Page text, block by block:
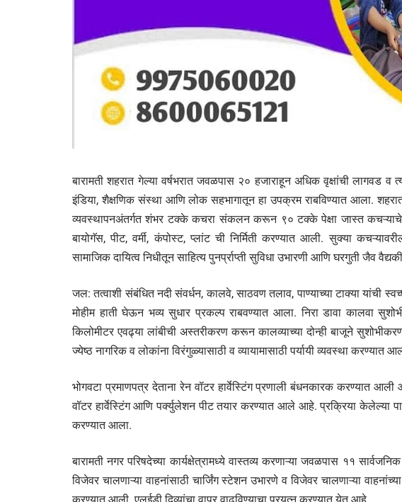
बारामती शहरात गेल्या वर्षभरात जवळपास २० हजाराहून अधिक वृक्षांची लागवड
इंडिया, शैक्षणिक संस्था आणि लोक सहभागातून हा उपक्रम राबविण्यात आला.
व्यवस्थापनअंतर्गत शंभर टक्के कचरा संकलन करून ९० टक्के पेक्षा जास्त
बायोगॅस, पीट, वर्मी, कंपोस्ट, प्लांट ची निर्मिती करण्यात आली. सुक्या
सामाजिक दायित्व निधीतून साहित्य पुनर्प्राप्ती सुविधा उभारणी आणि घरगुती जैव
जल: तत्वाशी संबंधित नदी संवर्धन, कालवे, साठवण तलाव, पाण्याच्या टाक्या यांची
मोहीम हाती घेऊन भव्य सुधार प्रकल्प राबवण्यात आला. निरा डावा कालवा
किलोमीटर एवढ्या लांबीची अस्तरीकरण करून कालव्याच्या दोन्ही बाजूने
ज्येष्ठ नागरिक व लोकांना विरंगुळ्यासाठी व व्यायामासाठी पर्यायी व्यवस्था करण्यात
भोगवटा प्रमाणपत्र देताना रेन वॉटर हार्वेस्टिंग प्रणाली बंधनकारक करण्यात
वॉटर हार्वेस्टिंग आणि पर्क्युलेशन पीट तयार करण्यात आले आहे. प्रक्रिया केलेल्या
करण्यात आला.
बारामती नगर परिषदेच्या कार्यक्षेत्रामध्ये वास्तव्य करणाऱ्या जवळपास ११
विजेवर चालणाऱ्या वाहनांसाठी चार्जिंग स्टेशन उभारणे व विजेवर चालणाऱ्या